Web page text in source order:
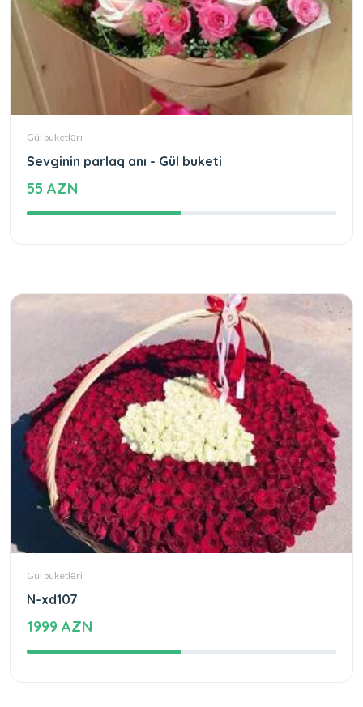
Gül buketləri
Sevginin parlaq anı - Gül buketi
55 AZN
Gül buketləri
N-xd107
1999 AZN